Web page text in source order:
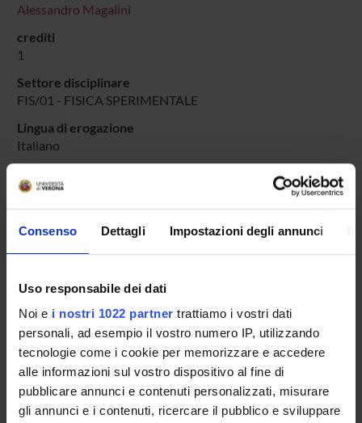
Consenso Dettagli Impostazioni degli annunci
Uso responsabile dei dati
Noi e i nostri 1022 partner trattiamo i vostri dati
personali, ad esempio il vostro numero IP, utilizzando
tecnologie come i cookie per memorizzare e accedere
alle informazioni sul vostro dispositivo al fine di
pubblicare annunci e contenuti personalizzati, misurare
gli annunci e i contenuti, ricercare il pubblico e sviluppare
Alessandro Magalini
crediti
1
Settore disciplinare
FIS/01 - FISICA SPERIMENTALE
Lingua di erogazione
Italiano
PERIODO DIDATTICO
dal 1-mar-2026 al 15-dic-2026.
Avvisi relativi al corso
ORARIO LEZIONI
Vai all'orario delle lezioni
Presentazione